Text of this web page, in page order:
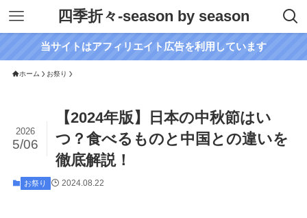
四季折々-season by season
当サイトはアフィリエイト広告を利用しています
ホーム お祭り
【2024年版】日本の中秋節はい
つ？食べるものと中国との違いを
徹底解説！
2026
5/06
お祭り 2024.08.22